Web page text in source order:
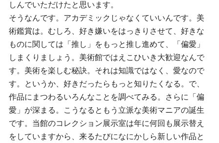
しんでいただけたと思います。
そうなんです。アカデミックじゃなくていいんです。美
術鑑賞は。むしろ、好き嫌いをはっきりさせて、好きな
ものに関しては「推し」をもっと推し進めて、「偏愛」
しまくりましょう。美術館ではえこひいき大歓迎なんで
す。美術を楽しむ秘訣。それは知識ではなく、愛なので
す。というか、好きだったらもっと知りたくなる。で、
作品にまつわるいろんなことを調べてみる。さらに「偏
愛」が深まる。こうなるともう立派な美術マニアの誕生
です。当館のコレクション展示室は年に何回も展示替え
をしていますから、来るたびになにかしら新しい作品と